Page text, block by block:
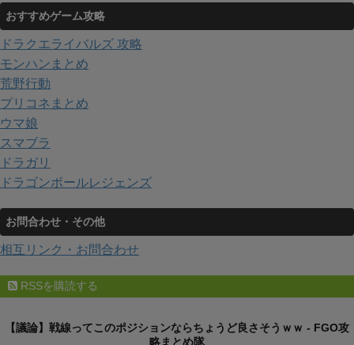
おすすめゲーム攻略
ドラクエライバルズ 攻略
モンハンまとめ
荒野行動
プリコネまとめ
ウマ娘
スマブラ
ドラガリ
ドラゴンボールレジェンズ
お問合わせ・その他
相互リンク・お問合わせ
RSSを購読する
【議論】戦線ってこのポジションならちょうど良さそうｗｗ - FGO攻
略まとめ隊